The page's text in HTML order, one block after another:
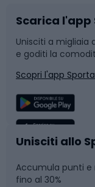
Bushcraft
Corsa
Sport di
Caschi da
Skitouring
Slitte e slittini
Snowboard
Camminata
Nuoto
Pattinaggio
Scarica l'app
Unisciti a migliaia
e goditi la
Scopri l'app
Unisciti allo
Accumula punti e
fino al 30%